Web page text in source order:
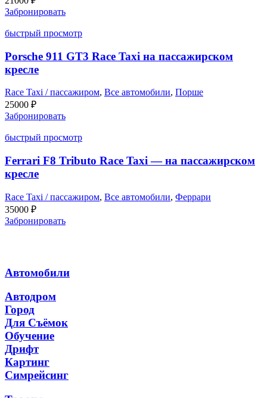
Забронировать
быстрый просмотр
Porsche 911 GT3 Race Taxi на пассажирском
кресле
Race Taxi / пассажиром, Все автомобили, Порше
25000 ₽
Забронировать
быстрый просмотр
Ferrari F8 Tributo Race Taxi — на пассажирском
кресле
Race Taxi / пассажиром, Все автомобили, Феррари
35000 ₽
Забронировать
Автомобили
Автодром
Город
Для Съёмок
Обучение
Дрифт
Картинг
Симрейсинг